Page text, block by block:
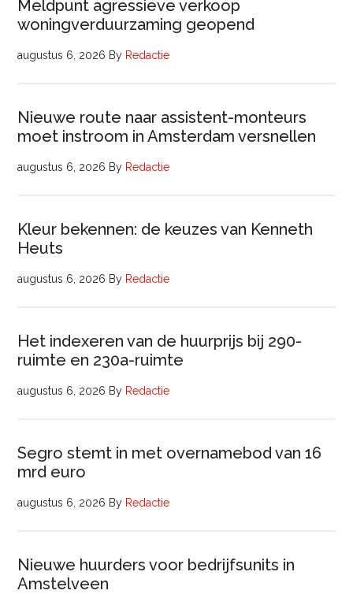
Meldpunt agressieve verkoop
woningverduurzaming geopend
augustus 6, 2026 By Redactie
Nieuwe route naar assistent-monteurs
moet instroom in Amsterdam versnellen
augustus 6, 2026 By Redactie
Kleur bekennen: de keuzes van Kenneth
Heuts
augustus 6, 2026 By Redactie
Het indexeren van de huurprijs bij 290-
ruimte en 230a-ruimte
augustus 6, 2026 By Redactie
Segro stemt in met overnamebod van 16
mrd euro
augustus 6, 2026 By Redactie
Nieuwe huurders voor bedrijfsunits in
Amstelveen